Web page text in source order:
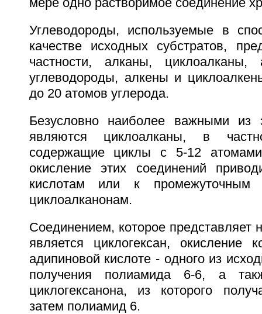
Углеводороды, используемые в
качестве исходных субстратов,
частности, алканы, циклоалканы,
углеводороды, алкены и
до 20 атомов углерода.
Безусловно наиболее важными из
являются циклоалканы, в
содержащие циклы с 5-12
окисление этих соединений
кислотам или к промежуточным
циклоалканонам.
Соединением, которое представляет
является циклогексан, окисление
адипиновой кислоте - одного из
получения полиамида 6-6, а
циклогексанона, из которого
затем полиамид 6.